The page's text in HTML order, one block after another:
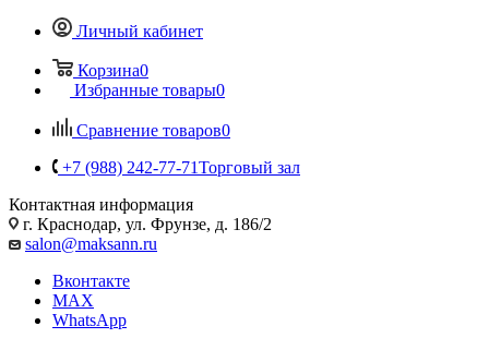
Личный кабинет
Корзина0
Избранные товары0
Сравнение товаров0
+7 (988) 242-77-71Торговый зал
Контактная информация
г. Краснодар, ул. Фрунзе, д. 186/2
salon@maksann.ru
Вконтакте
MAX
WhatsApp